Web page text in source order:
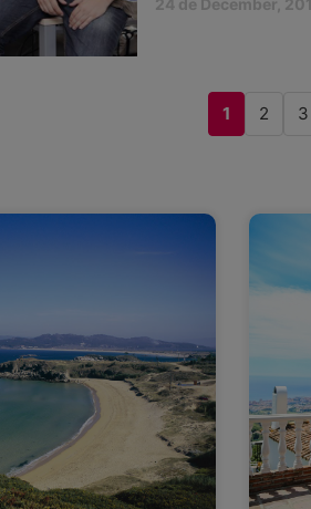
24 de December,
1 2 3